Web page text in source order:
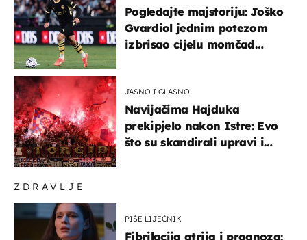
ZDRAVLJE
PIŠE LIJEČNIK
Fibrilacija atrija i prognoza:
Pogledajte majstoriju: Joško
Gvardiol jednim potezom
izbrisao cijelu momčad
JASNO I GLASNO
Navijačima Hajduka
prekipjelo nakon Istre: Evo
što su skandirali upravi i